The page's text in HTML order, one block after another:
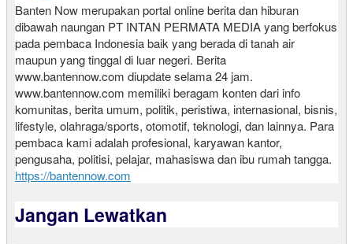
Banten Now merupakan portal online berita dan hiburan
dibawah naungan PT INTAN PERMATA MEDIA yang berfokus
pada pembaca Indonesia baik yang berada di tanah air
maupun yang tinggal di luar negeri. Berita
www.bantennow.com diupdate selama 24 jam.
www.bantennow.com memiliki beragam konten dari info
komunitas, berita umum, politik, peristiwa, internasional, bisnis,
lifestyle, olahraga/sports, otomotif, teknologi, dan lainnya. Para
pembaca kami adalah profesional, karyawan kantor,
pengusaha, politisi, pelajar, mahasiswa dan ibu rumah tangga.
https://bantennow.com
Jangan Lewatkan